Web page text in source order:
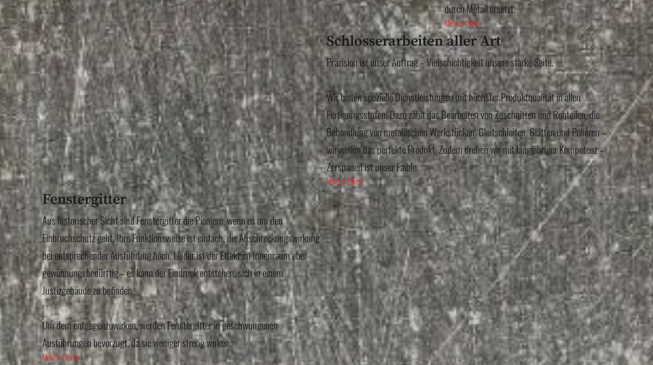
durch Metall ersetzt.
Mehr erfahren
Schlosserarbeiten aller Art
Präzision ist unser Auftrag – Vielschichtigkeit unsere starke Seite.
Wir bieten spezielle Dienstleistungen mit höchster Produktqualität in allen
Fertigungsstufen. Dazu zählt das Bearbeiten von Zuschnitten und Rohteilen, die
Behandlung von metallischen Werkstücken: Gleitschleifen, Glätten und Polieren –
wir wollen das perfekte Produkt. Zudem drehen wir mit langjähriger Kompetenz –
Zerspanen ist unser Faible.
Mehr erfahren
Fenstergitter
Aus historischer Sicht sind Fenstergitter die Pioniere, wenn es um den
Einbruchschutz geht. Ihre Funktionsweise ist einfach, die Abschreckungswirkung
bei entsprechender Ausführung hoch. Leider ist der Effekt im Innenraum eher
gewöhnungsbedürftig – es kann der Eindruck entstehen, sich in einem
Justizgebäude zu befinden.
Um dem entgegenzuwirken, werden Fenstergitter in geschwungenen
Ausführungen bevorzugt, da sie weniger streng wirken.
Mehr erfahren